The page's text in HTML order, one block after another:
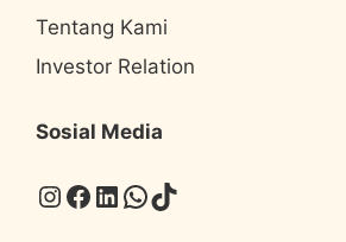
Tentang Kami
Investor Relation
Sosial Media
Instagram
Facebook
LinkedIn
WhatsApp
TikTok